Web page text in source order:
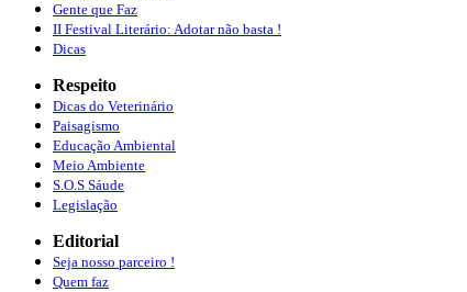
Gente que Faz
II Festival Literário: Adotar não basta !
Dicas
Respeito
Dicas do Veterinário
Paisagismo
Educação Ambiental
Meio Ambiente
S.O.S Sáude
Legislação
Editorial
Seja nosso parceiro !
Quem faz